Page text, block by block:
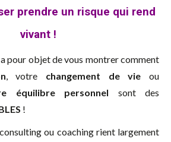
prendre un risque qui rend
vivant !
a pour objet de vous montrer comment
, votre changement de vie ou
équilibre personnel sont des
!
ou coaching rient largement